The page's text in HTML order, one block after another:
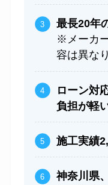
最長20年
※メーカ
容は異な
ローン対
負担が軽
施工実績
神奈川県